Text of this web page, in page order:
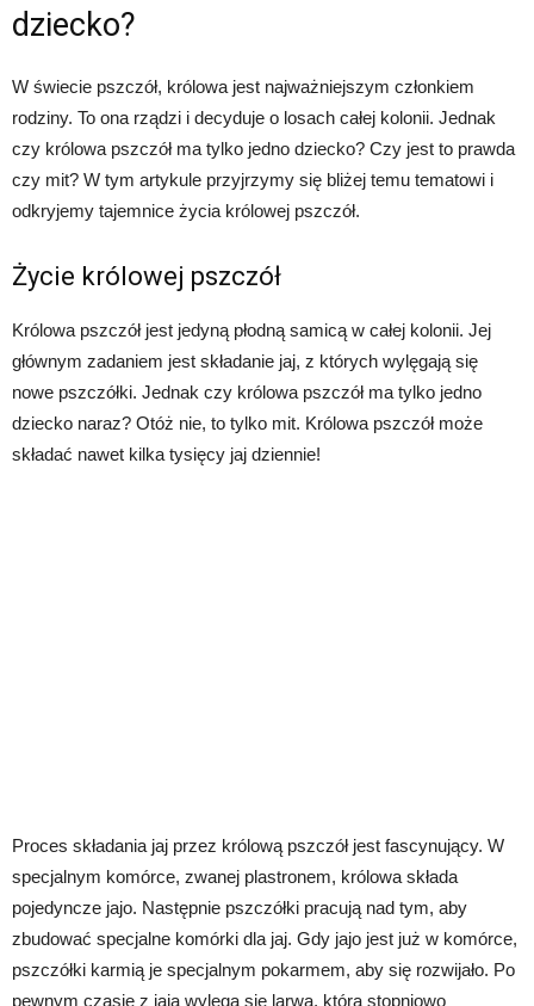
dziecko?
W świecie pszczół, królowa jest najważniejszym członkiem
rodziny. To ona rządzi i decyduje o losach całej kolonii. Jednak
czy królowa pszczół ma tylko jedno dziecko? Czy jest to prawda
czy mit? W tym artykule przyjrzymy się bliżej temu tematowi i
odkryjemy tajemnice życia królowej pszczół.
Życie królowej pszczół
Królowa pszczół jest jedyną płodną samicą w całej kolonii. Jej
głównym zadaniem jest składanie jaj, z których wylęgają się
nowe pszczółki. Jednak czy królowa pszczół ma tylko jedno
dziecko naraz? Otóż nie, to tylko mit. Królowa pszczół może
składać nawet kilka tysięcy jaj dziennie!
Proces składania jaj przez królową pszczół jest fascynujący. W
specjalnym komórce, zwanej plastronem, królowa składa
pojedyncze jajo. Następnie pszczółki pracują nad tym, aby
zbudować specjalne komórki dla jaj. Gdy jajo jest już w komórce,
pszczółki karmią je specjalnym pokarmem, aby się rozwijało. Po
pewnym czasie z jaja wylęga się larwa, która stopniowo